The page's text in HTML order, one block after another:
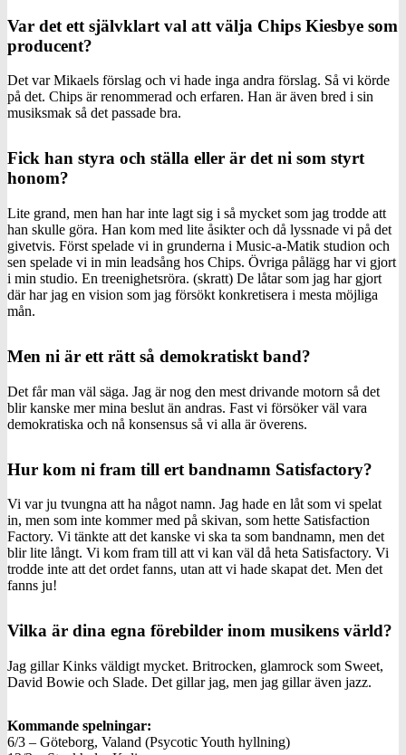
Var det ett självklart val att välja Chips Kiesbye som
producent?
Det var Mikaels förslag och vi hade inga andra förslag. Så vi körde
på det. Chips är renommerad och erfaren. Han är även bred i sin
musiksmak så det passade bra.
Fick han styra och ställa eller är det ni som styrt
honom?
Lite grand, men han har inte lagt sig i så mycket som jag trodde att
han skulle göra. Han kom med lite åsikter och då lyssnade vi på det
givetvis. Först spelade vi in grunderna i Music-a-Matik studion och
sen spelade vi in min leadsång hos Chips. Övriga pålägg har vi gjort
i min studio. En treenighetsröra. (skratt) De låtar som jag har gjort
där har jag en vision som jag försökt konkretisera i mesta möjliga
mån.
Men ni är ett rätt så demokratiskt band?
Det får man väl säga. Jag är nog den mest drivande motorn så det
blir kanske mer mina beslut än andras. Fast vi försöker väl vara
demokratiska och nå konsensus så vi alla är överens.
Hur kom ni fram till ert bandnamn Satisfactory?
Vi var ju tvungna att ha något namn. Jag hade en låt som vi spelat
in, men som inte kommer med på skivan, som hette Satisfaction
Factory. Vi tänkte att det kanske vi ska ta som bandnamn, men det
blir lite långt. Vi kom fram till att vi kan väl då heta Satisfactory. Vi
trodde inte att det ordet fanns, utan att vi hade skapat det. Men det
fanns ju!
Vilka är dina egna förebilder inom musikens värld?
Jag gillar Kinks väldigt mycket. Britrocken, glamrock som Sweet,
David Bowie och Slade. Det gillar jag, men jag gillar även jazz.
Kommande spelningar:
6/3 – Göteborg, Valand (Psycotic Youth hyllning)